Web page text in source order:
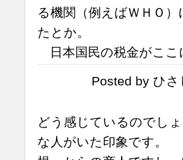
る機関（例えばＷＨＯ
たとか。
日本国民の税金がここ
Posted by ひ
どう感じているのでし
な人がいた印象です。